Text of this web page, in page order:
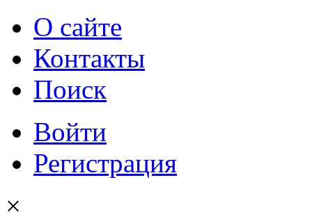
О сайте
Контакты
Поиск
Войти
Регистрация
×